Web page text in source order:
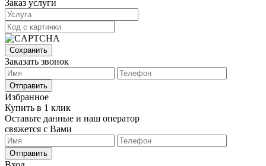
Заказ услуги
Сохранить
Заказать звонок
Отправить
Избранное
Купить в 1 клик
Оставьте данные и наш оператор
свяжется с Вами
Отправить